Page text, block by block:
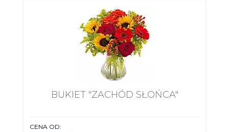
BUKIET "ZACHÓD SŁOŃCA"
CENA OD: